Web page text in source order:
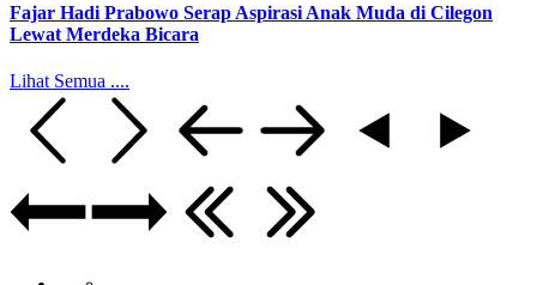
Fajar Hadi Prabowo Serap Aspirasi Anak Muda di Cilegon
Lewat Merdeka Bicara
Lihat Semua ....